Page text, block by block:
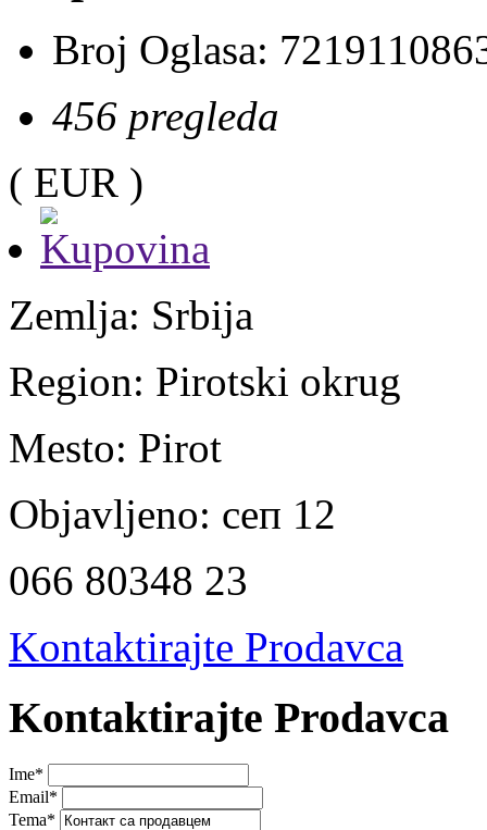
Broj Oglasa:
456 pregleda
( EUR )
Zemlja: Srbija
Region: Pirotski okrug
Mesto: Pirot
Objavljeno: сеп 12
066 80348 23
Kontaktirajte Prodavca
Kontaktirajte Prodavca
Ime*
Email*
Tema*